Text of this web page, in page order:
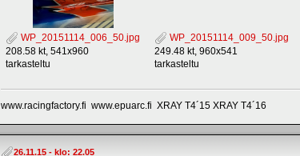
WP_20151114_006_50.jpg
208.58 kt, 541x960
tarkasteltu
WP_20151114_009_50.jpg
249.48 kt, 960x541
tarkasteltu
www.racingfactory.fi www.epuarc.fi XRAY T4´15 XRAY T4´16
26.11.15 - klo: 22.05